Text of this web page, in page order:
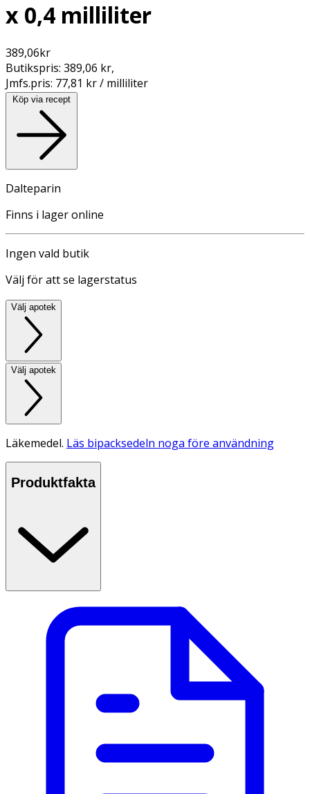
x 0,4 milliliter
389,06kr
Butikspris: 389,06 kr,
Jmfs.pris: 77,81 kr / milliliter
Köp via recept
Dalteparin
Finns i lager online
Ingen vald butik
Välj för att se lagerstatus
Välj apotek
Välj apotek
Läkemedel. Läs bipacksedeln noga före användning
Produktfakta